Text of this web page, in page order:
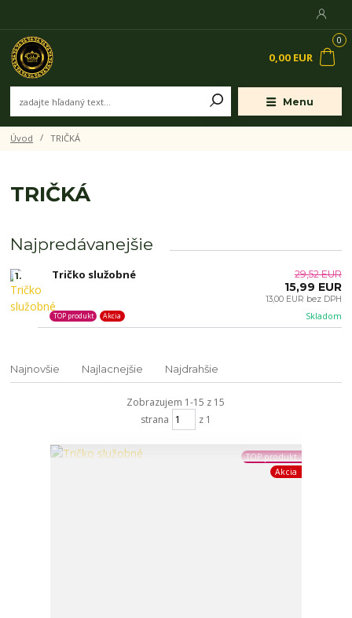
Menu
0
0,00 EUR
Úvod TRIČKÁ
TRIČKÁ
Najpredávanejšie
1. Tričko služobné
Skladom
TOP produkt Akcia
29,52 EUR
15,99 EUR
13,00 EUR bez DPH
Najnovšie Najlacnejšie Najdrahšie
Zobrazujem 1-15 z 15
strana
z 1
TOP produkt
Akcia